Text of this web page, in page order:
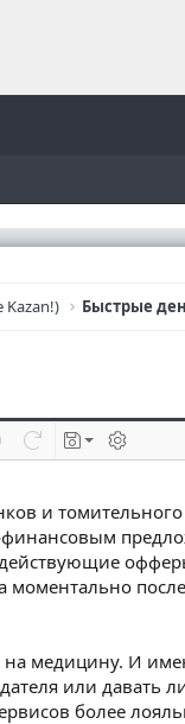
Kazan!) Быстрые
и
моментально
медицину. И
или
более